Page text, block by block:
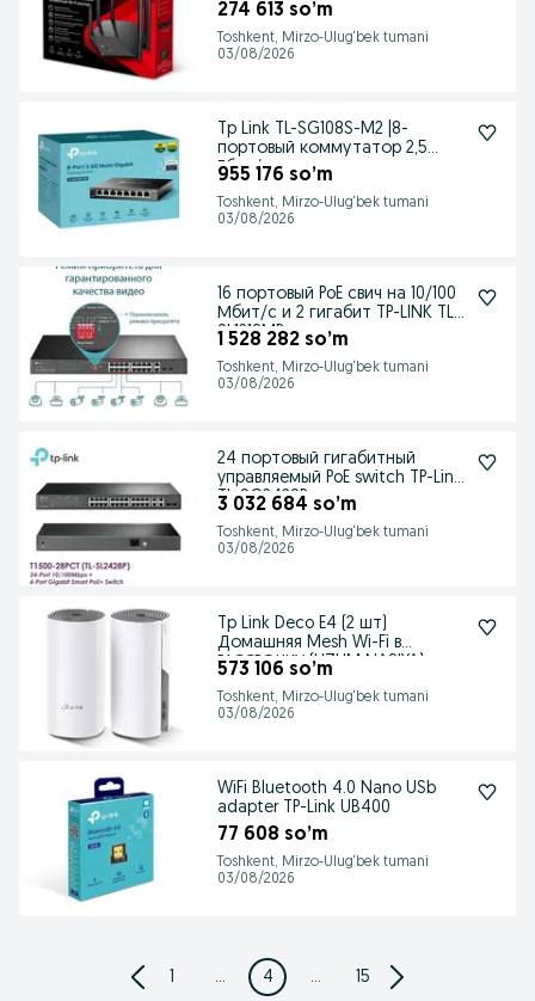
274 613 so’m
Toshkent, Mirzo-Ulug‘bek tumani
03/08/2026
Tp Link TL-SG108S-M2 |8-
портовый коммутатор 2,5
Гбит/с
955 176 so’m
Toshkent, Mirzo-Ulug‘bek tumani
03/08/2026
16 портовый PoE свич на 10/100
Мбит/с и 2 гигабит TP-LINK TL-
SL1218MP
1 528 282 so’m
Toshkent, Mirzo-Ulug‘bek tumani
03/08/2026
24 портовый гигабитный
управляемый PoE switch TP-Link
TL-SG2428P
3 032 684 so’m
Toshkent, Mirzo-Ulug‘bek tumani
03/08/2026
Tp Link Deco E4 (2 шт)
Домашняя Mesh Wi-Fi в
РАССРОЧКУ (UZUM NASIYA)
573 106 so’m
Toshkent, Mirzo-Ulug‘bek tumani
03/08/2026
WiFi Bluetooth 4.0 Nano USb
adapter TP-Link UB400
77 608 so’m
Toshkent, Mirzo-Ulug‘bek tumani
03/08/2026
1 ... 4 ... 15